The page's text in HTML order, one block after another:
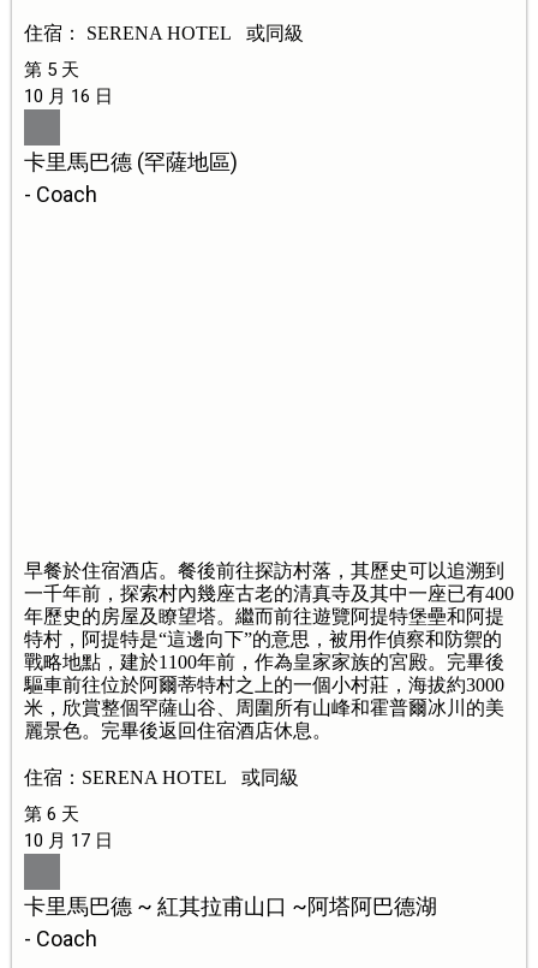
住宿： SERENA HOTEL 或同級
第 5 天
10 月 16 日
卡里馬巴德 (罕薩地區)
- Coach
早餐於住宿酒店。餐後前往探訪村落，其歷史可以追溯到
一千年前，探索村內幾座古老的清真寺及其中一座已有400
年歷史的房屋及瞭望塔。繼而前往遊覽阿提特堡壘和阿提
特村，阿提特是“這邊向下”的意思，被用作偵察和防禦的
戰略地點，建於1100年前，作為皇家家族的宮殿。完畢後
驅車前往位於阿爾蒂特村之上的一個小村莊，海拔約3000
米，欣賞整個罕薩山谷、周圍所有山峰和霍普爾冰川的美
麗景色。完畢後返回住宿酒店休息。
住宿：SERENA HOTEL 或同級
第 6 天
10 月 17 日
卡里馬巴德 ~ 紅其拉甫山口 ~阿塔阿巴德湖
- Coach